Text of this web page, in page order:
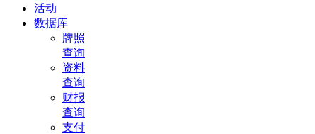
活动
数据库
牌照
查询
资料
查询
财报
查询
支付